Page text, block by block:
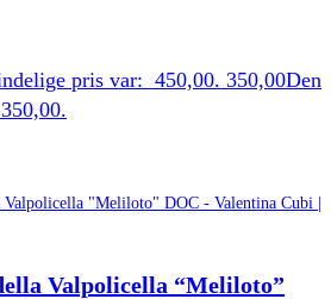
pris var: 450,00. 350,00Den
Valpolicella “Meliloto”